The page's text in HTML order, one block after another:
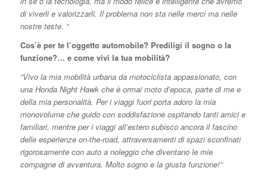
di viverli e valorizzarli. Il problema non sta nelle merci ma nelle
nostre teste. “
Cos’è per te l’oggetto automobile? Prediligi il sogno o la
funzione?… e come vivi la tua mobilità?
“Vivo la mia mobilità urbana da motociclista appassionato, con
una Honda Night Hawk che è ormai moto d’epoca, parte di me e
della mia personalità. Per i viaggi fuori porta adoro la mia
monovolume che guido con soddisfazione ospitando tanti amici e
familiari, mentre per i viaggi all’estero subisco ancora il fascino
delle esperienze on-the-road, attraversamenti di spazi sconfinati
rigorosamente con auto a noleggio che diventano le mie
compagne di avventura. Molto sogno e la giusta funzione!”